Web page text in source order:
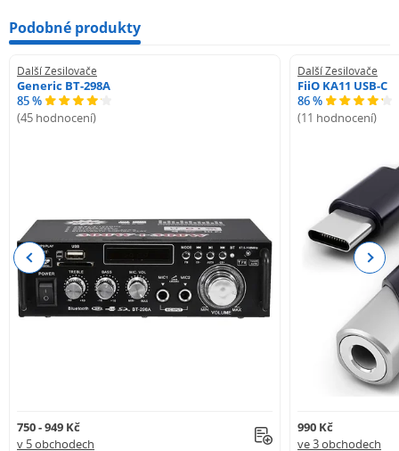
Podobné produkty
Další Zesilovače
Generic BT-298A
85 %
(45 hodnocení)
750 - 949 Kč
v 5 obchodech
Další Zesilovače
FiiO KA11 USB-C
86 %
(11 hodnocení)
990 Kč
ve 3 obchodech
Previous Next